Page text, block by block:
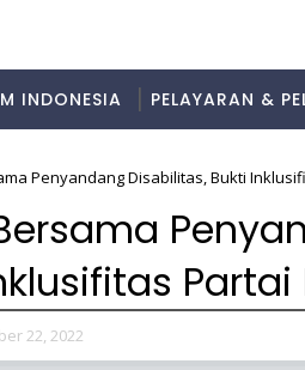
INDONESIA PELAYARAN &
Penyandang Disabilitas, Bukti
Partai
22, 2022